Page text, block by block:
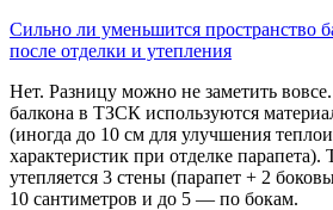
Сильно ли уменьшится пространство
после отделки и утепления
Нет. Разницу можно не заметить
балкона в ТЗСК используются
(иногда до 10 см для улучшения
характеристик при отделке парапета).
утепляется 3 стены (парапет + 2
10 сантиметров и до 5 — по бокам.